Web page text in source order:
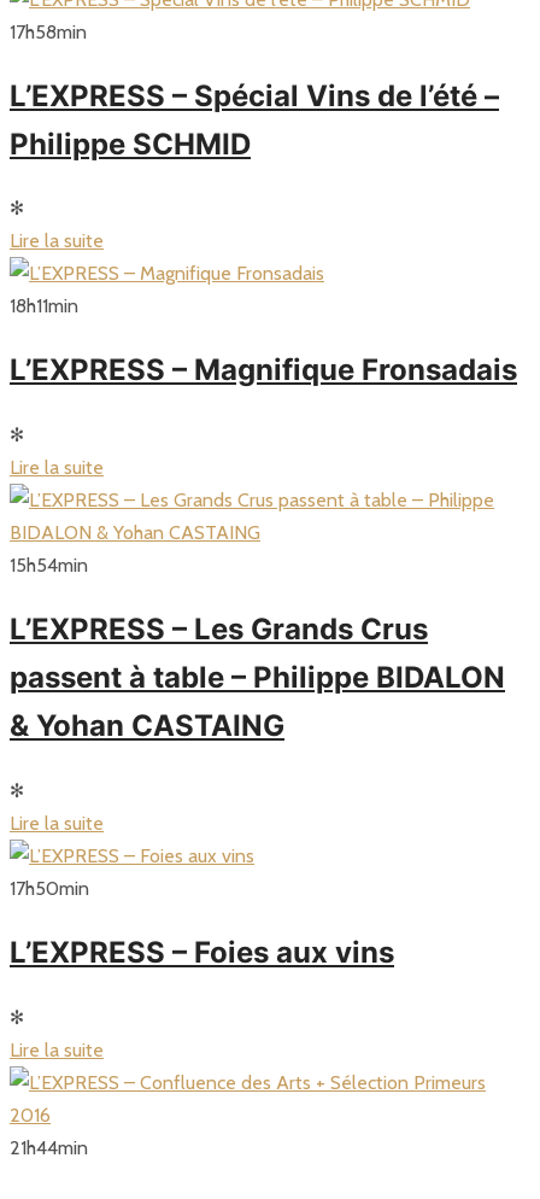
17h58min
L’EXPRESS – Spécial Vins de l’été –
Philippe SCHMID
✻
Lire la suite
18h11min
L’EXPRESS – Magnifique Fronsadais
✻
Lire la suite
15h54min
L’EXPRESS – Les Grands Crus
passent à table – Philippe BIDALON
& Yohan CASTAING
✻
Lire la suite
17h50min
L’EXPRESS – Foies aux vins
✻
Lire la suite
21h44min